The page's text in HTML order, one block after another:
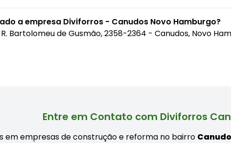
a empresa Diviforros - Canudos Novo Hamburgo?
R. Bartolomeu de Gusmão, 2358-2364 - Canudos, Novo
Entre em Contato com Diviforros
em empresas de construção e reforma no bairro